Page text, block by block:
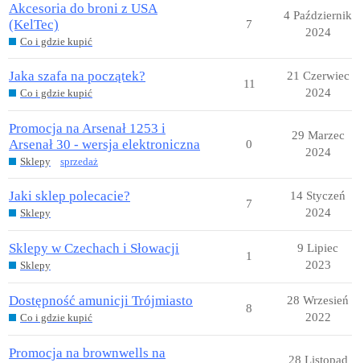
Akcesoria do broni z USA
(KelTec)
Co i gdzie kupić
7
4 Październik
2024
Jaka szafa na początek?
Co i gdzie kupić
11
21 Czerwiec
2024
Promocja na Arsenał 1253 i
Arsenał 30 - wersja elektroniczna
Sklepy sprzedaż
0
29 Marzec
2024
Jaki sklep polecacie?
Sklepy
7
14 Styczeń
2024
Sklepy w Czechach i Słowacji
Sklepy
1
9 Lipiec
2023
Dostępność amunicji Trójmiasto
Co i gdzie kupić
8
28 Wrzesień
2022
Promocja na brownwells na
28 Listopad